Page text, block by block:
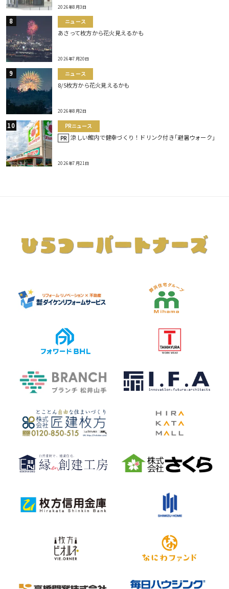
2026年8月3日
ニュース
あさって枚方から花火見えるかも
2026年7月20日
ニュース
8/5枚方から花火見えるかも
2026年8月2日
PRニュース
PR 涼しい館内で健幸づくり！ドリンク付き｢避暑ウォーク｣
2026年7月21日